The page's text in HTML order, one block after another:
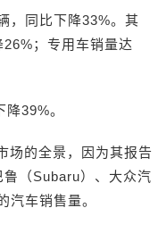
，同比下降33%。其
；专用车销量达
39%。
场的全景，因为其报告
（Subaru）、大众汽
车销售量。